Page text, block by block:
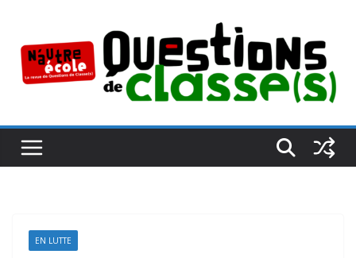
contenu
EN LUTTE